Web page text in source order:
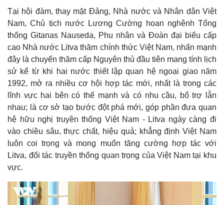
Thế giới
Quan sát
Cuộc sống đó đây
Hồ sơ
Multimedia
Video
Ảnh
Tại hội đàm, thay mặt Đảng, Nhà nước và Nhân dân Việt
Nam, Chủ tịch nước Lương Cường hoan nghênh Tổng
thống Gitanas Nauseda, Phu nhân và Đoàn đại biểu cấp
cao Nhà nước Litva thăm chính thức Việt Nam, nhấn mạnh
đây là chuyến thăm cấp Nguyên thủ đầu tiên mang tính lịch
sử kể từ khi hai nước thiết lập quan hệ ngoại giao năm
1992, mở ra nhiều cơ hội hợp tác mới, nhất là trong các
lĩnh vực hai bên có thế mạnh và có nhu cầu, bổ trợ lẫn
nhau; là cơ sở tạo bước đột phá mới, góp phần đưa quan
hệ hữu nghị truyền thống Việt Nam - Litva ngày càng đi
vào chiều sâu, thực chất, hiệu quả; khẳng định Việt Nam
luôn coi trọng và mong muốn tăng cường hợp tác với
Litva, đối tác truyền thống quan trọng của Việt Nam tại khu
vực.